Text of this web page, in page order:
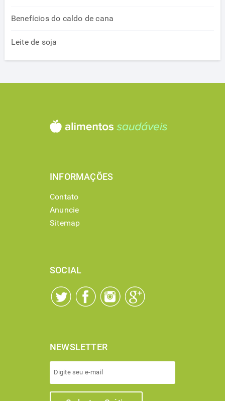
Benefícios do caldo de cana
Leite de soja
INFORMAÇÕES
Contato
Anuncie
Sitemap
SOCIAL
NEWSLETTER